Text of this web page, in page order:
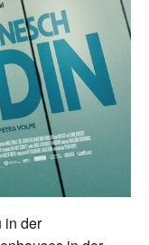
in der